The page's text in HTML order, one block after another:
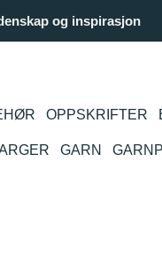
og inspirasjon
OPPSKRIFTER
GARN